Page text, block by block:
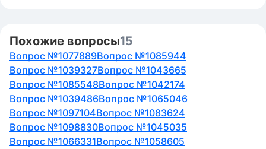
Похожие вопросы15
Вопрос №1077889Вопрос №1085944
Вопрос №1039327Вопрос №1043665
Вопрос №1085548Вопрос №1042174
Вопрос №1039486Вопрос №1065046
Вопрос №1097104Вопрос №1083624
Вопрос №1098830Вопрос №1045035
Вопрос №1066331Вопрос №1058605